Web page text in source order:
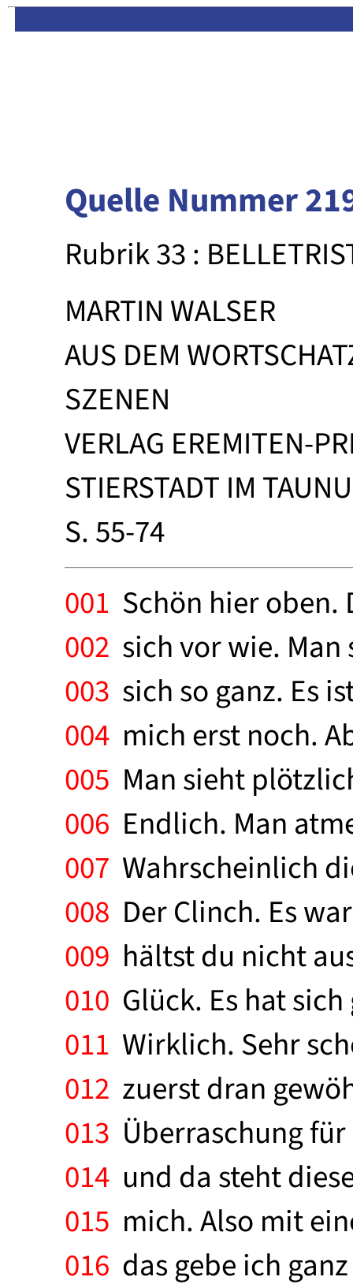
Quelle Nummer
Rubrik 33 :
MARTIN WALSER
AUS DEM
SZENEN
VERLAG EREMITEN-
STIERSTADT IM
S. 55-74
001 Schön hier oben.
002 sich vor wie.
003 sich so ganz. Es
004 mich erst noch.
005 Man sieht
006 Endlich. Man
007 Wahrscheinlich
008 Der Clinch. Es
009 hältst du nicht
010 Glück. Es hat
011 Wirklich. Sehr
012 zuerst dran
013 Überraschung
014 und da steht
015 mich. Also mit
016 das gebe ich